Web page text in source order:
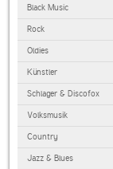
Black Music
Rock
Oldies
Künstler
Schlager & Discofox
Volksmusik
Country
Jazz & Blues